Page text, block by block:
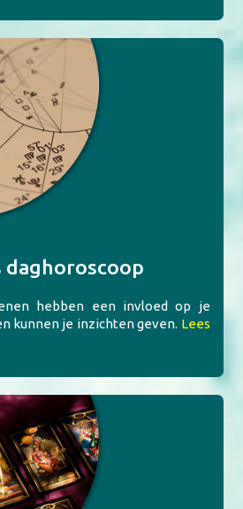
daghoroscoop
hebben een invloed op je
kunnen je inzichten geven. Lees